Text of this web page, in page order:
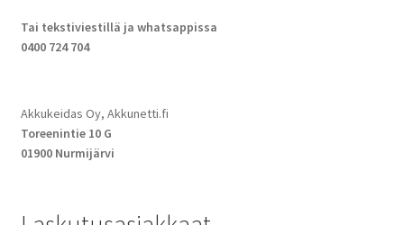
Tai tekstiviestillä ja whatsappissa
0400 724 704
Akkukeidas Oy, Akkunetti.fi
Toreenintie 10 G
01900 Nurmijärvi